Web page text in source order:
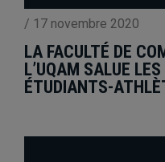
/ 17 novembre 2020
LA FACULTÉ DE
L’UQAM SALUE
ÉTUDIANTS-